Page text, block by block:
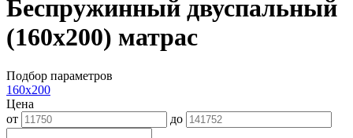
Беспружинный двуспальный
(160х200) матрас
Подбор параметров
160x200
Цена
от
до